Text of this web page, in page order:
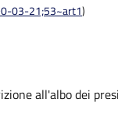
03-21;53~art1)
all'albo dei